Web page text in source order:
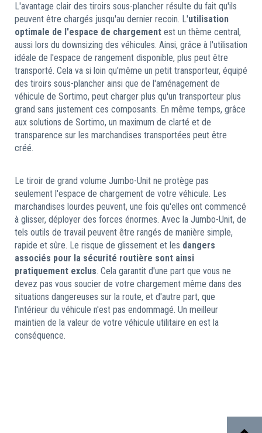
L'avantage clair des tiroirs sous-plancher résulte du fait qu'ils
peuvent être chargés jusqu'au dernier recoin. L'utilisation
optimale de l'espace de chargement est un thème central,
aussi lors du downsizing des véhicules. Ainsi, grâce à l'utilisation
idéale de l'espace de rangement disponible, plus peut être
transporté. Cela va si loin qu'même un petit transporteur, équipé
des tiroirs sous-plancher ainsi que de l'aménagement de
véhicule de Sortimo, peut charger plus qu'un transporteur plus
grand sans justement ces composants. En même temps, grâce
aux solutions de Sortimo, un maximum de clarté et de
transparence sur les marchandises transportées peut être
créé.
Le tiroir de grand volume Jumbo-Unit ne protège pas
seulement l'espace de chargement de votre véhicule. Les
marchandises lourdes peuvent, une fois qu'elles ont commencé
à glisser, déployer des forces énormes. Avec la Jumbo-Unit, de
tels outils de travail peuvent être rangés de manière simple,
rapide et sûre. Le risque de glissement et les dangers
associés pour la sécurité routière sont ainsi
pratiquement exclus. Cela garantit d'une part que vous ne
devez pas vous soucier de votre chargement même dans des
situations dangereuses sur la route, et d'autre part, que
l'intérieur du véhicule n'est pas endommagé. Un meilleur
maintien de la valeur de votre véhicule utilitaire en est la
conséquence.